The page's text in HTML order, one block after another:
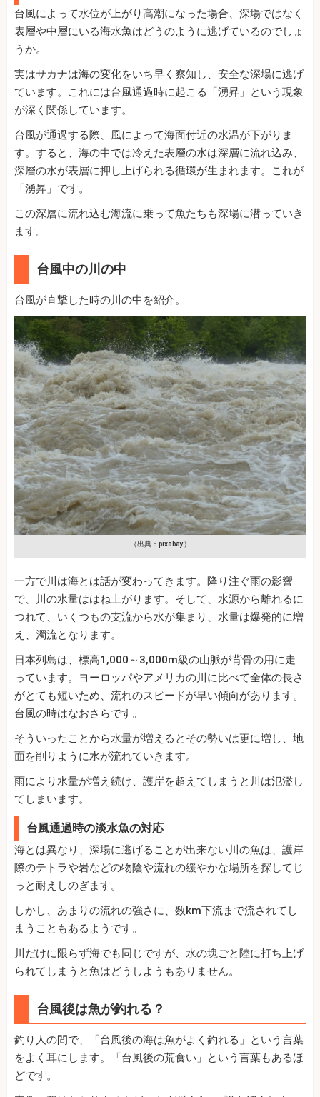
台風によって水位が上がり高潮になった場合、深場ではなく
表層や中層にいる海水魚はどうのように逃げているのでしょ
うか。
実はサカナは海の変化をいち早く察知し、安全な深場に逃げ
ています。これには台風通過時に起こる「湧昇」という現象
が深く関係しています。
台風が通過する際、風によって海面付近の水温が下がりま
す。すると、海の中では冷えた表層の水は深層に流れ込み、
深層の水が表層に押し上げられる循環が生まれます。これが
「湧昇」です。
この深層に流れ込む海流に乗って魚たちも深場に潜っていき
ます。
台風中の川の中
台風が直撃した時の川の中を紹介。
（出典：pixabay）
一方で川は海とは話が変わってきます。降り注ぐ雨の影響
で、川の水量ははね上がります。そして、水源から離れるに
つれて、いくつもの支流から水が集まり、水量は爆発的に増
え、濁流となります。
日本列島は、標高1,000～3,000m級の山脈が背骨の用に走
っています。ヨーロッパやアメリカの川に比べて全体の長さ
がとても短いため、流れのスピードが早い傾向があります。
台風の時はなおさらです。
そういったことから水量が増えるとその勢いは更に増し、地
面を削りように水が流れていきます。
雨により水量が増え続け、護岸を超えてしまうと川は氾濫し
てしまいます。
台風通過時の淡水魚の対応
海とは異なり、深場に逃げることが出来ない川の魚は、護岸
際のテトラや岩などの物陰や流れの緩やかな場所を探してじ
っと耐えしのぎます。
しかし、あまりの流れの強さに、数km下流まで流されてし
まうこともあるようです。
川だけに限らず海でも同じですが、水の塊ごと陸に打ち上げ
られてしまうと魚はどうしようもありません。
台風後は魚が釣れる？
釣り人の間で、「台風後の海は魚がよく釣れる」という言葉
をよく耳にします。「台風後の荒食い」という言葉もあるほ
どです。